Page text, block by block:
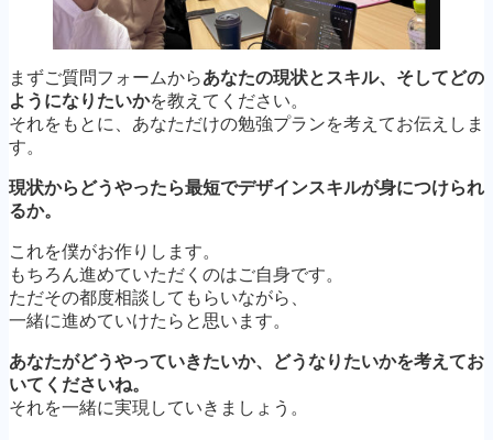
まずご質問フォームからあなたの現状とスキル、そしてどの
ようになりたいかを教えてください。
それをもとに、あなただけの勉強プランを考えてお伝えしま
す。
現状からどうやったら最短でデザインスキルが身につけられ
るか。
これを僕がお作りします。
もちろん進めていただくのはご自身です。
ただその都度相談してもらいながら、
一緒に進めていけたらと思います。
あなたがどうやっていきたいか、どうなりたいかを考えてお
いてくださいね。
それを一緒に実現していきましょう。